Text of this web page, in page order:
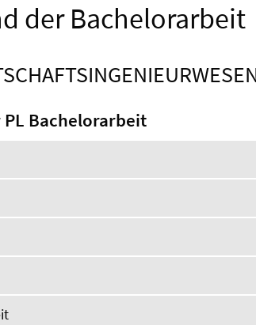
der Bachelorarbeit
Bachelorarbeit